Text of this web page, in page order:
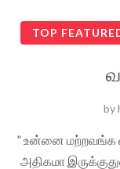
TOP
by
” உன்னை மற்றவங்க
அதிகமா